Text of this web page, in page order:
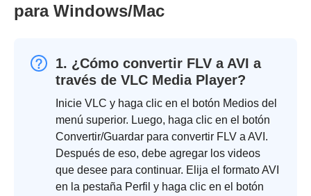
para Windows/Mac
1. ¿Cómo convertir FLV a AVI a
través de VLC Media Player?
Inicie VLC y haga clic en el botón Medios del
menú superior. Luego, haga clic en el botón
Convertir/Guardar para convertir FLV a AVI.
Después de eso, debe agregar los videos
que desee para continuar. Elija el formato AVI
en la pestaña Perfil y haga clic en el botón